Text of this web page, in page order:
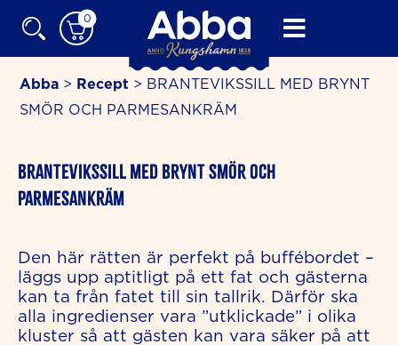
0
Abba > Recept > BRANTEVIKSSILL MED BRYNT
SMÖR OCH PARMESANKRÄM
BRANTEVIKSSILL MED BRYNT SMÖR OCH
PARMESANKRÄM
Den här rätten är perfekt på buffébordet –
läggs upp aptitligt på ett fat och gästerna
kan ta från fatet till sin tallrik. Därför ska
alla ingredienser vara ”utklickade” i olika
kluster så att gästen kan vara säker på att